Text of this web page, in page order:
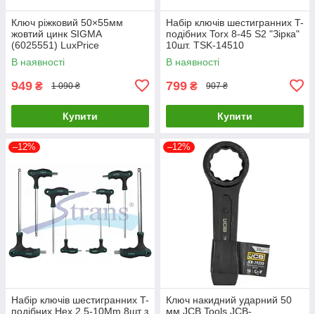
Ключ ріжковий 50×55мм
жовтий цинк SIGMA
(6025551) LuxPrice
В наявності
949 ₴ 1 090 ₴
Купити
Набір ключів шестигранних T-
подібних Torx 8-45 S2 "Зірка"
10шт. TSK-14510
В наявності
799 ₴ 907 ₴
Купити
–12%
Набір ключів шестигранних T-
подібних Hex 2.5-10Mm 8шт з
–12%
Ключ накидний ударний 50
мм JCB Tools JCB-